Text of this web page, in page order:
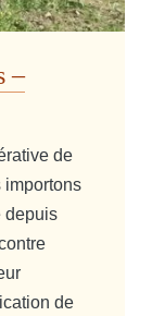
–
de
importons
depuis
de